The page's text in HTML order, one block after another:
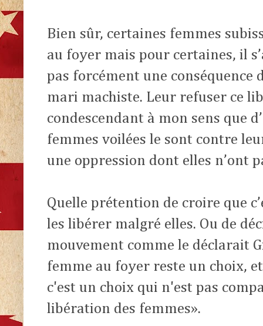
Bien sûr, certaines femmes
au foyer mais pour certaines, il
pas forcément une conséquence
mari machiste. Leur refuser ce
condescendant à mon sens que
femmes voilées le sont contre
une oppression dont elles n’ont
Quelle prétention de croire que
les libérer malgré elles. Ou de
mouvement comme le déclarait
femme au foyer reste un choix,
c'est un choix qui n'est pas
libération des femmes».